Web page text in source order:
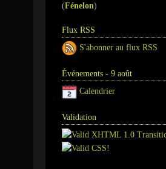
(Fénelon)
Flux RSS
S'abonner au flux RSS
Événements - 9 août
Calendrier
Validation